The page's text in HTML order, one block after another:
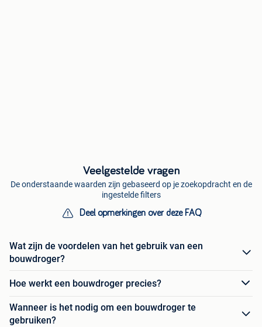
Veelgestelde vragen
De onderstaande waarden zijn gebaseerd op je zoekopdracht en de
ingestelde filters
Deel opmerkingen over deze FAQ
Wat zijn de voordelen van het gebruik van een
bouwdroger?
Hoe werkt een bouwdroger precies?
Wanneer is het nodig om een bouwdroger te
gebruiken?